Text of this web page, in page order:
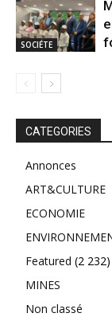
SOCIÉTE
CATEGORIES
Annonces
ART&CULTURE
ECONOMIE
Featured (2 232)
MINES
Non classé